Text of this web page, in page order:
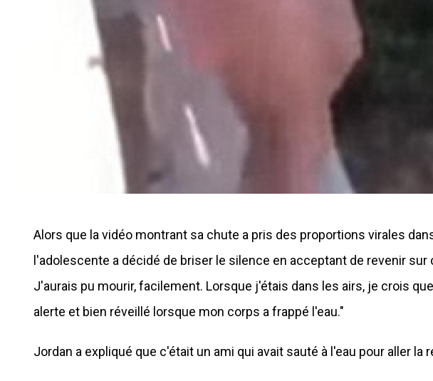
Alors que la vidéo montrant sa chute a pris des proportions virales
l'adolescente a décidé de briser le silence en acceptant de revenir
J'aurais pu mourir, facilement. Lorsque j'étais dans les airs, je crois
alerte et bien réveillé lorsque mon corps a frappé l'eau."
Jordan a expliqué que c'était un ami qui avait sauté à l'eau pour aller la